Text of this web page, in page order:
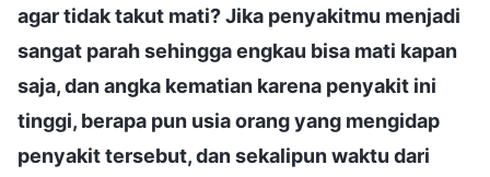
agar tidak takut mati? Jika penyakitmu menjadi
sangat parah sehingga engkau bisa mati kapan
saja, dan angka kematian karena penyakit ini
tinggi, berapa pun usia orang yang mengidap
penyakit tersebut, dan sekalipun waktu dari